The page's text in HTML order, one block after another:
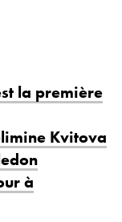
la première
Kvitova
à